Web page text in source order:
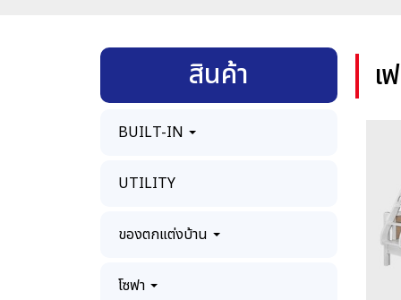
สินค้า
BUILT-IN
UTILITY
ของตกแต่งบ้าน
โซฟา
เ